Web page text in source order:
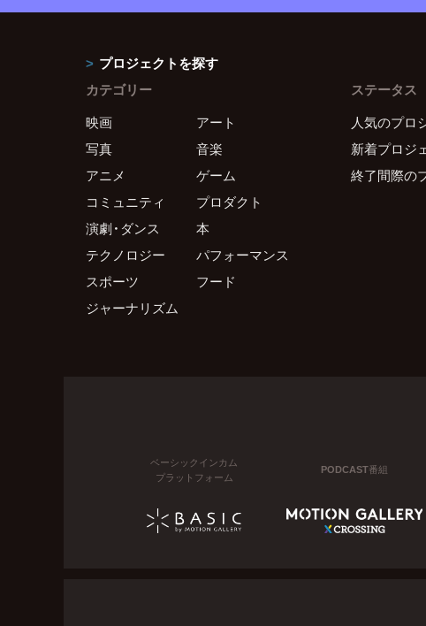
プロジェクトを探す
カテゴリー
映画
アート
写真
音楽
アニメ
ゲーム
コミュニティ
プロダクト
演劇・ダンス
本
テクノロジー
パフォーマンス
スポーツ
フード
ジャーナリズム
ステータス
人気のプロ
新着プロジ
終了間際の
ベーシックインカム
プラットフォーム
PODCAST番組